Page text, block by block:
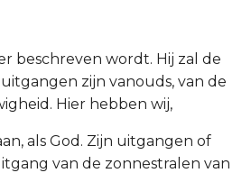
beschreven wordt. Hij zal de
zijn vanouds, van de
Hier hebben wij,
als God. Zijn uitgangen of
van de zonnestralen van